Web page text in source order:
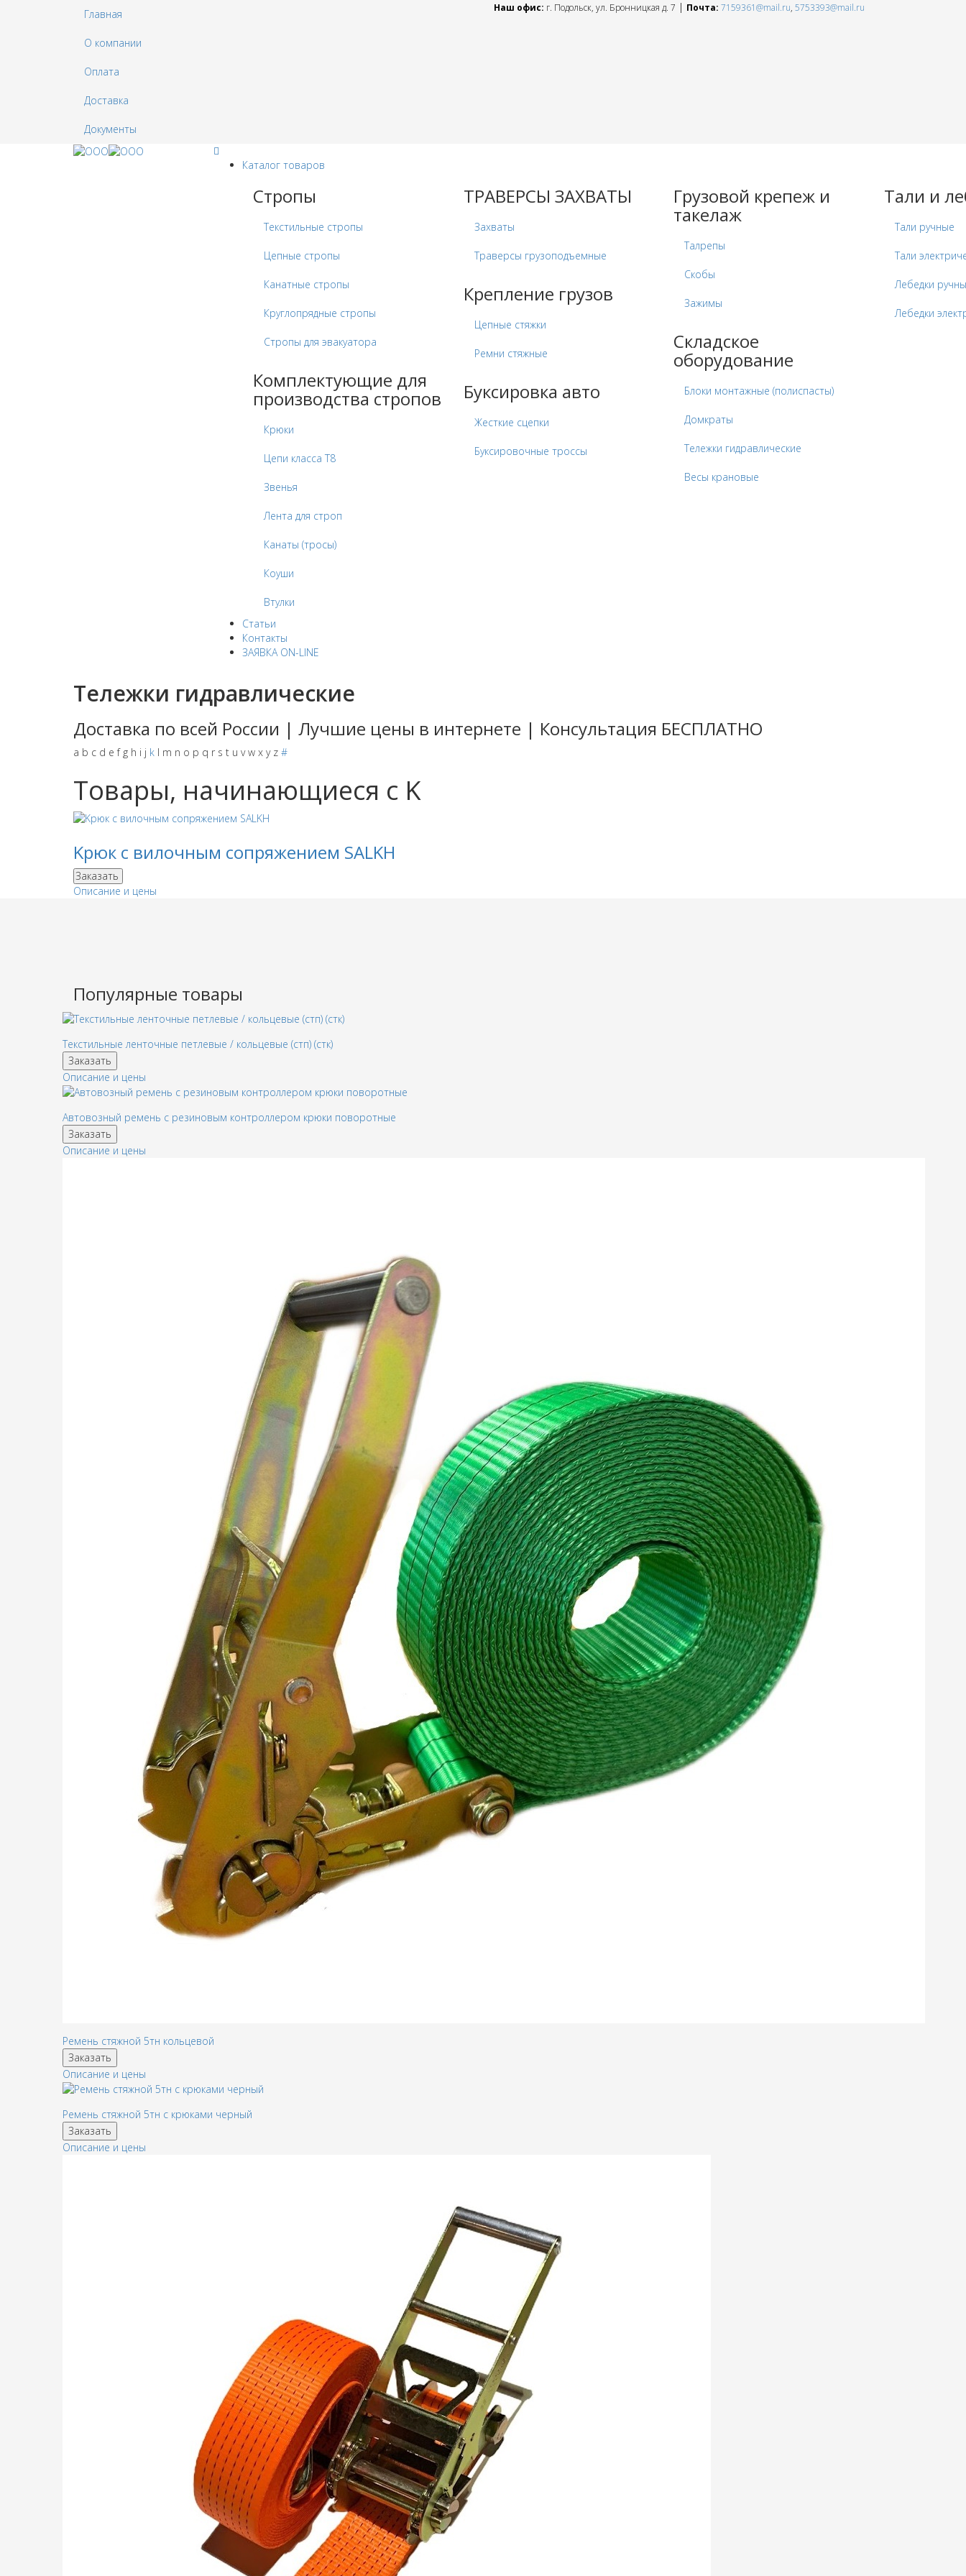
Главная
О компании
Оплата
Доставка
Документы
Наш офис: г. Подольск, ул. Бронницкая д. 7 | Почта: 7159361@mail.ru, 5753393@mail.ru
Каталог товаров
Стропы
Текстильные стропы
Цепные стропы
Канатные стропы
Круглопрядные стропы
Стропы для эвакуатора
Комплектующие для
производства стропов
Крюки
Цепи класса Т8
Звенья
Лента для строп
Канаты (тросы)
Коуши
Втулки
ТРАВЕРСЫ ЗАХВАТЫ
Захваты
Траверсы грузоподъемные
Крепление грузов
Цепные стяжки
Ремни стяжные
Буксировка авто
Жесткие сцепки
Буксировочные троссы
Грузовой крепеж и
такелаж
Талрепы
Скобы
Зажимы
Складское
оборудование
Блоки монтажные (полиспасты)
Домкраты
Тележки гидравлические
Весы крановые
Тали и
Тали ручные
Тали
Лебедки
Лебедки
Статьи
Контакты
ЗАЯВКА ON-LINE
Тележки гидравлические
Доставка по всей России | Лучшие цены в интернете | Консультация БЕСПЛАТНО
a b c d e f g h i j k l m n o p q r s t u v w x y z #
Товары, начинающиеся с K
Kрюк с вилочным сопряжением SALKH
Заказать
Описание и цены
Популярные товары
Текстильные ленточные петлевые / кольцевые (стп) (стк)
Заказать
Описание и цены
Автовозный ремень с резиновым контроллером крюки поворотные
Заказать
Описание и цены
Ремень стяжной 5тн кольцевой
Заказать
Описание и цены
Ремень стяжной 5тн с крюками черный
Заказать
Описание и цены